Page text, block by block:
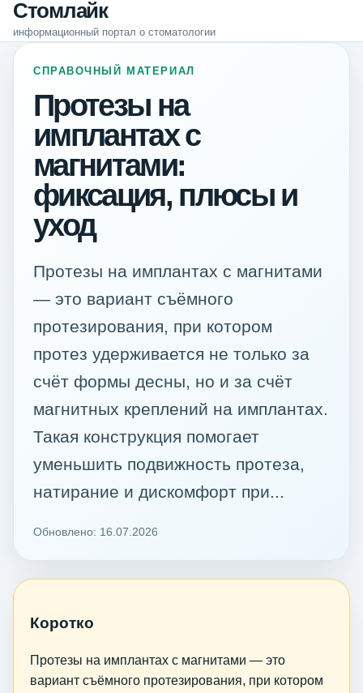
Стомлайк
информационный портал о стоматологии
СПРАВОЧНЫЙ МАТЕРИАЛ
Протезы на
имплантах с
магнитами:
фиксация, плюсы и
уход
Протезы на имплантах с магнитами
— это вариант съёмного
протезирования, при котором
протез удерживается не только за
счёт формы десны, но и за счёт
магнитных креплений на имплантах.
Такая конструкция помогает
уменьшить подвижность протеза,
натирание и дискомфорт при...
Обновлено: 16.07.2026
Коротко
Протезы на имплантах с магнитами — это
вариант съёмного протезирования, при котором